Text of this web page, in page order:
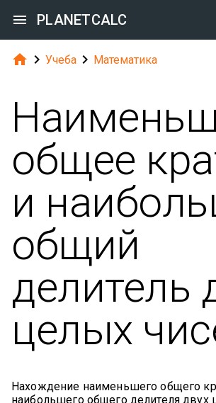
 PLANETCALC
  Учеба  Математика
общее
и
общий
делитель
целых
Нахождение наименьшего общего
наибольшего общего делителя двух